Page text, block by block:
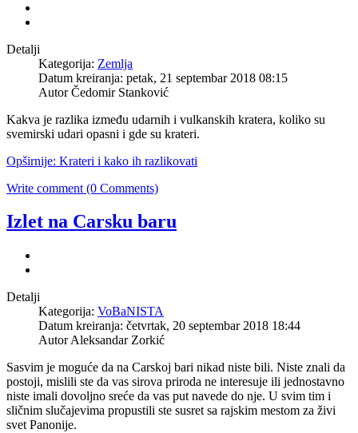
Detalji
Kategorija: Zemlja
Datum kreiranja: petak, 21 septembar 2018 08:15
AutorČedomir Stanković
Kakva je razlika između udarnih i vulkanskih kratera, koliko su
svemirski udari opasni i gde su krateri.
Opširnije: Krateri i kako ih razlikovati
Write comment (0 Comments)
Izlet na Carsku baru
Detalji
Kategorija: VoBaNISTA
Datum kreiranja: četvrtak, 20 septembar 2018 18:44
AutorAleksandar Zorkić
Sasvim je moguće da na Carskoj bari nikad niste bili. Niste znali da
postoji, mislili ste da vas sirova priroda ne interesuje ili jednostavno
niste imali dovoljno sreće da vas put navede do nje. U svim tim i
sličnim slučajevima propustili ste susret sa rajskim mestom za živi
svet Panonije.